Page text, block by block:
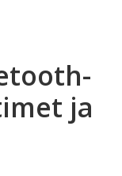
ja